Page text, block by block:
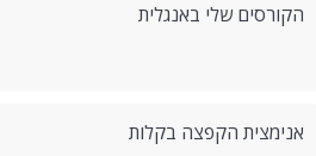
הקורסים שלי באנגלית
אנימצית הקפצה בקלות